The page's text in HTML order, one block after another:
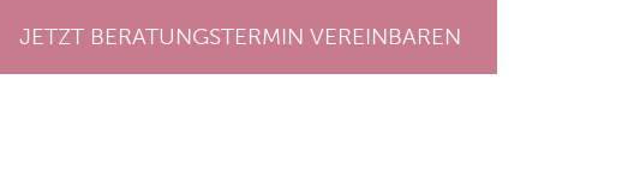
JETZT BERATUNGSTERMIN VEREINBAREN